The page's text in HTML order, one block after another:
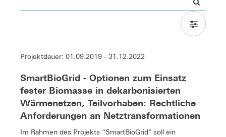
Projektdauer: 01.09.2019 - 31.12.2022
SmartBioGrid - Optionen zum Einsatz
fester Biomasse in dekarbonisierten
Wärmenetzen, Teilvorhaben: Rechtliche
Anforderungen an Netztransformationen
Im Rahmen des Projekts “SmartBioGrid" soll ein